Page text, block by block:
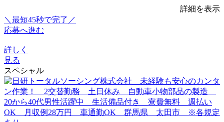
詳細を表示
＼最短45秒で完了／
応募へ進む
詳しく
見る
スペシャル